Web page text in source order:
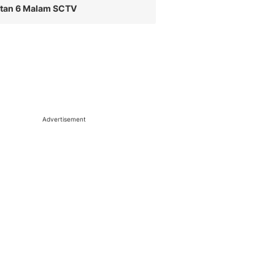
6 Malam SCTV
Advertisement